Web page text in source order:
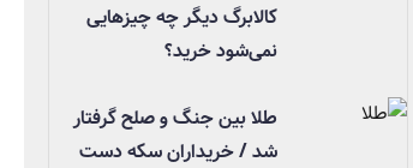
کالابرگ دیگر چه چیزهایی
نمی‌شود خرید؟
طلا بین جنگ و صلح گرفتار
شد / خریداران سکه دست